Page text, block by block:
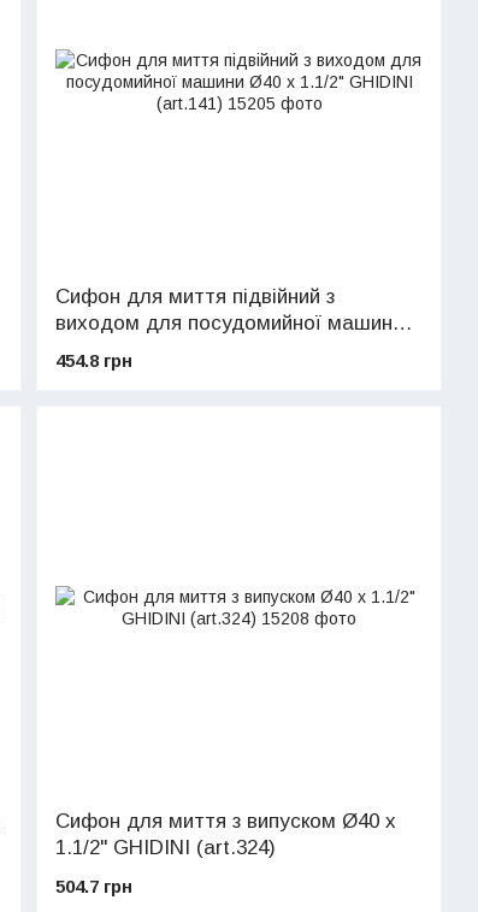
Сифон для миття підвійний з
виходом для посудомийної машини
454.8 грн
Сифон для миття з випуском Ø40 х
1.1/2" GHIDINI (art.324)
504.7 грн